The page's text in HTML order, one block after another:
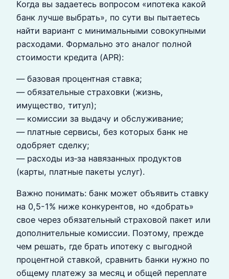
Когда вы задаетесь вопросом «ипотека какой
банк лучше выбрать», по сути вы пытаетесь
найти вариант с минимальными совокупными
расходами. Формально это аналог полной
стоимости кредита (APR):
— базовая процентная ставка;
— обязательные страховки (жизнь,
имущество, титул);
— комиссии за выдачу и обслуживание;
— платные сервисы, без которых банк не
одобряет сделку;
— расходы из‑за навязанных продуктов
(карты, платные пакеты услуг).
Важно понимать: банк может объявить ставку
на 0,5-1% ниже конкурентов, но «добрать»
свое через обязательный страховой пакет или
дополнительные комиссии. Поэтому, прежде
чем решать, где брать ипотеку с выгодной
процентной ставкой, сравнить банки нужно по
общему платежу за месяц и общей переплате